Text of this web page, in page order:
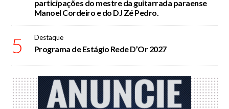
participações do mestre da guitarrada paraense
Manoel Cordeiro e do DJ Zé Pedro.
5 Destaque
Programa de Estágio Rede D’Or 2027